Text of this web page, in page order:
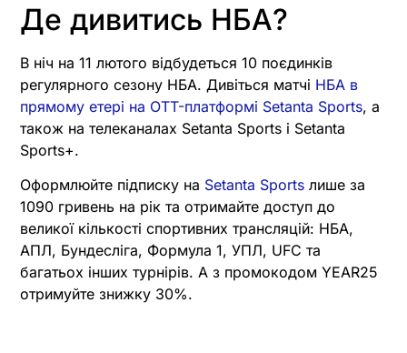
Де дивитись НБА?
В ніч на 11 лютого відбудеться 10 поєдинків
регулярного сезону НБА. Дивіться матчі НБА в
прямому етері на OTT-платформі Setanta Sports, а
також на телеканалах Setanta Sports і Setanta
Sports+.
Оформлюйте підписку на Setanta Sports лише за
1090 гривень на рік та отримайте доступ до
великої кількості спортивних трансляцій: НБА,
АПЛ, Бундесліга, Формула 1, УПЛ, UFC та
багатьох інших турнірів. А з промокодом YEAR25
отримуйте знижку 30%.